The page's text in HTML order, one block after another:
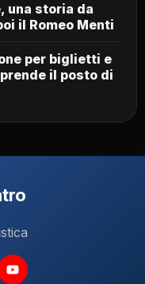
una storia da
il Romeo Menti
per biglietti e
il posto di